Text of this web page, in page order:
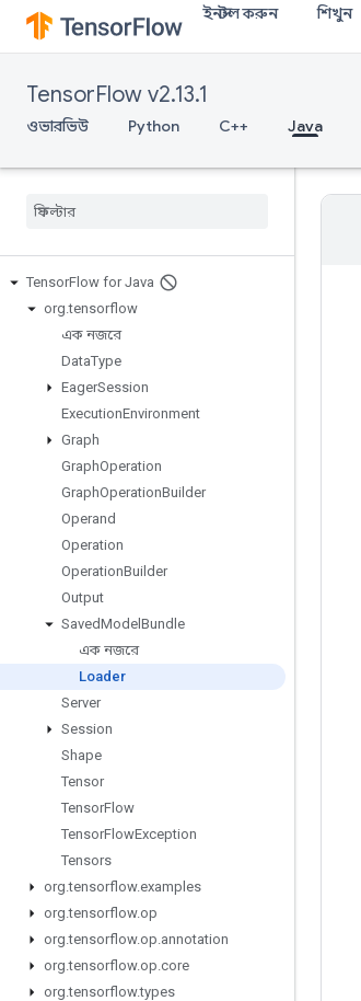
ইনস্টল করুন শিখুন
TensorFlow v2.13.1
ওভারভিউ Python C++ Java
TensorFlow for Java
org.tensorflow
এক নজরে
DataType
EagerSession
ExecutionEnvironment
Graph
GraphOperation
GraphOperationBuilder
Operand
Operation
OperationBuilder
Output
SavedModel Bundle
এক নজরে
Loader
Server
Session
Shape
Tensor
TensorFlow
TensorFlowException
Tensors
org.tensorflow.examples
org.tensorflow.op
org.tensorflow.op.annotation
org.tensorflow.op.core
org.tensorflow.types